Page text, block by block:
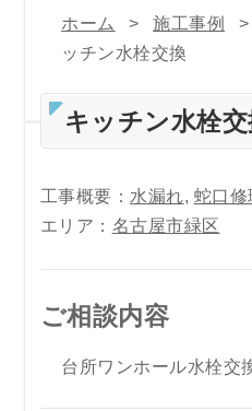
ホーム 施工事例
ッチン水栓交換
キッチン水栓交
工事概要： 水漏れ
蛇口修
エリア： 名古屋市緑区
ご相談内容
台所ワンホール水栓交